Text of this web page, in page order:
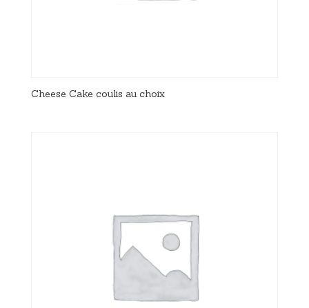
Cheese Cake coulis au choix